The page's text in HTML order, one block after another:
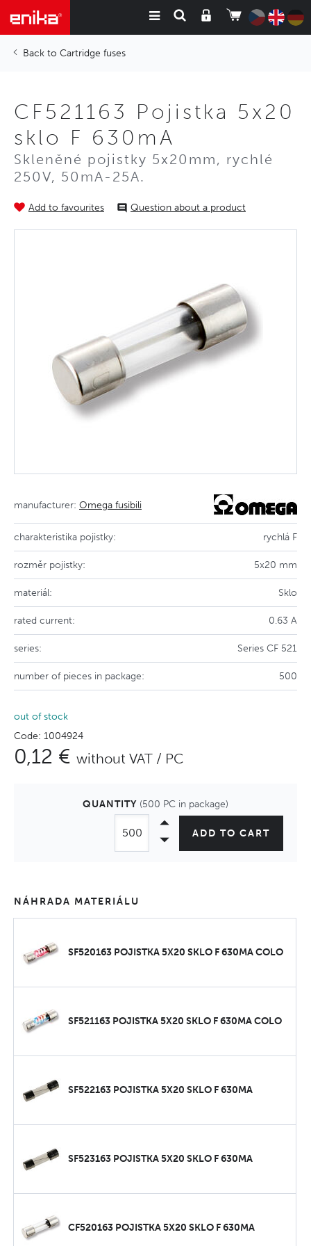
Cartridge fuses
CF521163 Pojistka 5x20
sklo F 630mA
Skleněné pojistky 5x20mm, rychlé
250V, 50mA-25A.
Add to favourites Question about a product
manufacturer: Omega fusibili
charakteristika pojistky: rychlá F
rozměr pojistky: 5x20 mm
materiál: Sklo
rated current: 0.63 A
series: Series CF 521
number of pieces in package: 500
out of stock
Code: 1004924
0,12 € without VAT / PC
QUANTITY (500 PC in package)
ADD TO CART
NÁHRADA MATERIÁLU
SF520163 POJISTKA 5X20 SKLO F 630MA COLO
SF521163 POJISTKA 5X20 SKLO F 630MA COLO
SF522163 POJISTKA 5X20 SKLO F 630MA
SF523163 POJISTKA 5X20 SKLO F 630MA
CF520163 POJISTKA 5X20 SKLO F 630MA